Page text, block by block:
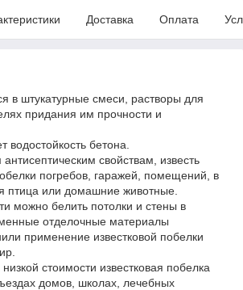
Доставка Оплата
в штукатурные смеси, растворы для
придания им прочности и
бетона.
свойствам, известь
погребов, гаражей, помещений, в
птица или домашние животные.
можно белить потолки и стены в
отделочные материалы
применение известковой побелки
стоимости известковая побелка
домов, школах, лечебных